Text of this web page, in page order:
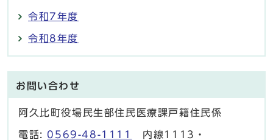
令和7年度
令和8年度
お問い合わせ
阿久比町役場民生部住民医療課戸籍住民係
電話: 0569-48-1111
内線1113・